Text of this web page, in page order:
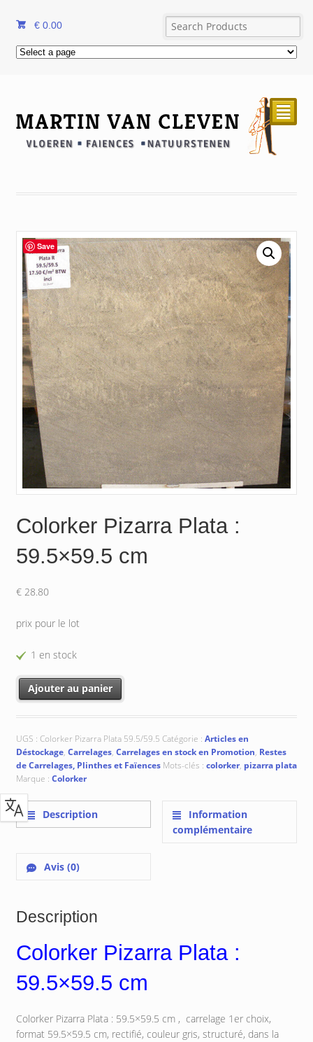
€ 0.00
²
Save
Colorker Pizarra Plata :
59.5×59.5 cm
€28.80
prix pour le lot
1 en stock
quantité de Colorker Pizarra Plata : 59.5x59.5 cm
Ajouter au panier
UGS : Colorker Pizarra Plata 59.5/59.5 Catégorie : Articles en
Déstockage, Carrelages, Carrelages en stock en Promotion, Restes
de Carrelages, Plinthes et Faïences Mots-clés : colorker, pizarra plata
Marque : Colorker
Description
Information
complémentaire
Avis (0)
Description
Colorker Pizarra Plata :
59.5×59.5 cm
Colorker Pizarra Plata : 59.5×59.5 cm , carrelage 1er choix,
format 59.5×59.5 cm, rectifié, couleur gris, structuré, dans la